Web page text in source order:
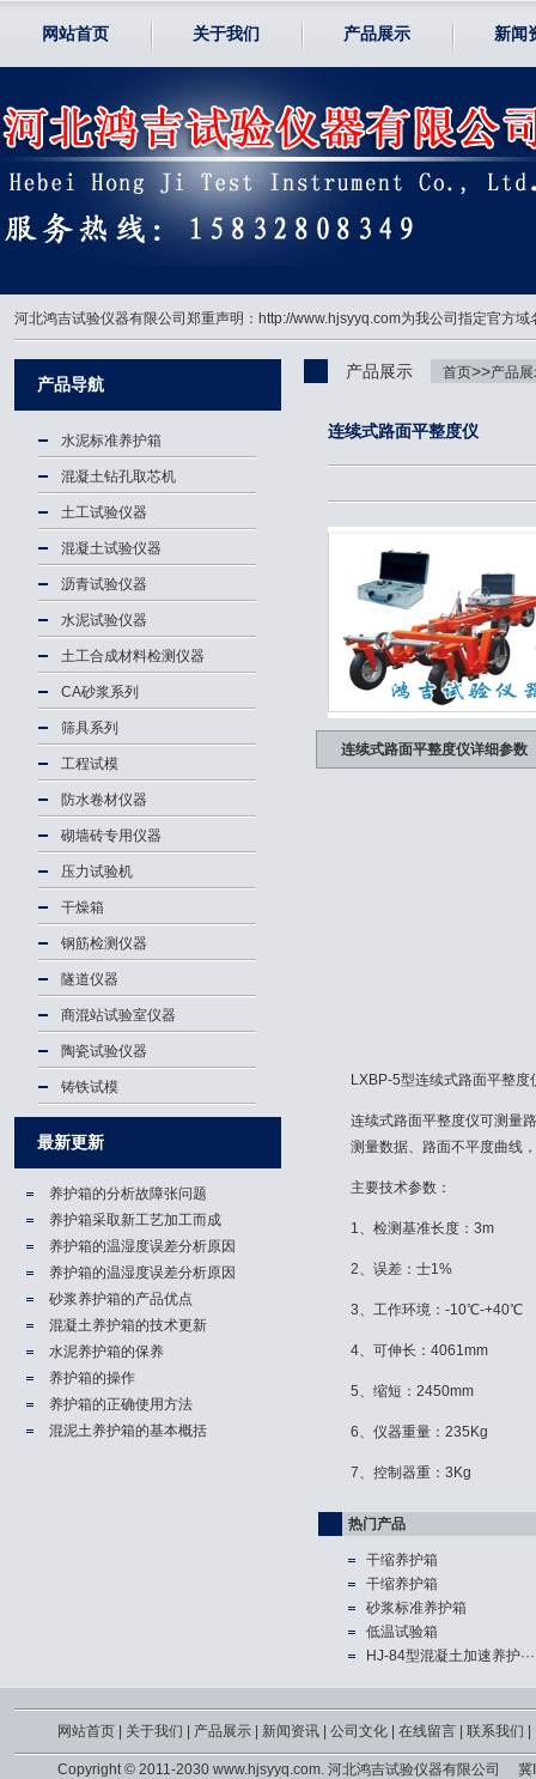
网站首页 关于我们 产品展示 新闻
河北鸿吉试验仪器有限公司郑重声明：http://www.hjsyyq.com为我公司指定官方
产品导航
水泥标准养护箱
混凝土钻孔取芯机
土工试验仪器
混凝土试验仪器
沥青试验仪器
水泥试验仪器
土工合成材料检测仪器
CA砂浆系列
筛具系列
工程试模
防水卷材仪器
砌墙砖专用仪器
压力试验机
干燥箱
钢筋检测仪器
隧道仪器
商混站试验室仪器
陶瓷试验仪器
铸铁试模
最新更新
养护箱的分析故障张问题
养护箱​采取新工艺加工而成
养护箱的温湿度误差分析原因
养护箱的温湿度误差分析原因
砂浆养护箱的产品优点
混凝土养护箱的技术更新
水泥养护箱的保养
养护箱的操作
养护箱的正确使用方法
混泥土养护箱的基本概括
产品展示 首页>>产品展
连续式路面平整度仪
连续式路面平整度仪详细参数
LXBP-5型连续式路面平整度
连续式路面平整度仪可测量
测量数据、路面不平度曲线
主要技术参数：
1、检测基准长度：3m
2、误差：士1%
3、工作环境：-10℃-+40℃
4、可伸长：4061mm
5、缩短：2450mm
6、仪器重量：235Kg
7、控制器重：3Kg
热门产品
干缩养护箱
干缩养护箱
砂浆标准养护箱
低温试验箱
HJ-84型混凝土加速养护···
网站首页| 关于我们 产品展示| 新闻资讯| 公司文化| 在线留言| 联系我们
Copyright © 2011-2030 www.hjsyyq.com. 河北鸿吉试验仪器有限公司
冀